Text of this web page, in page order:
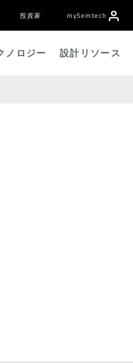
投資家 mySemtech
ノロジー 設計リソース